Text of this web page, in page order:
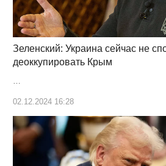
Зеленский: Украина сейчас не
деоккупировать Крым
02.12.2024 16:28